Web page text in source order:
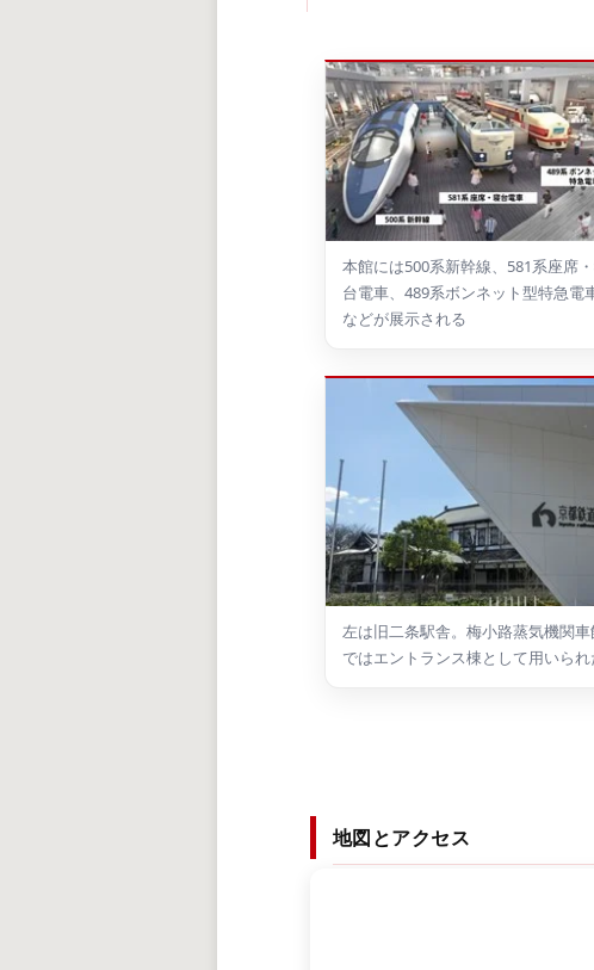
本館には500系新幹線、581系座席
台電車、489系ボンネット型特急電
などが展示される
左は旧二条駅舎。梅小路蒸気機関車
ではエントランス棟として用いられ
地図とアクセス